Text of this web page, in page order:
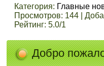
Категория: Главные
Просмотров: 144 |
Рейтинг: 5.0/1
Добро